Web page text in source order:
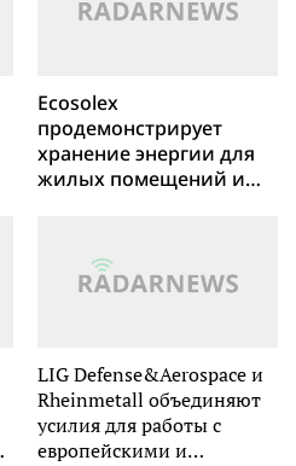
Ecosolex
продемонстрирует
хранение энергии для
жилых помещений и
использования с
полным сценарием на
LIG Defense&Aerospace и
Rheinmetall объединяют
усилия для работы с
европейскими и